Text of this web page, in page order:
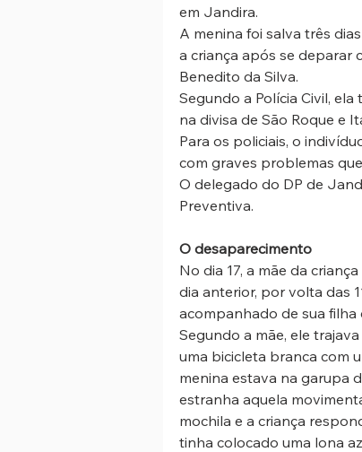
em Jandira.
A menina foi salva três
a criança após se deparar
Benedito da Silva.
Segundo a Polícia Civil,
na divisa de São Roque e
Para os policiais, o
com graves problemas
O delegado do DP de
Preventiva.
O desaparecimento
No dia 17, a mãe da
dia anterior, por volta das
acompanhado de sua filha
Segundo a mãe, ele
uma bicicleta branca com
menina estava na garupa
estranha aquela
mochila e a criança
tinha colocado uma lona